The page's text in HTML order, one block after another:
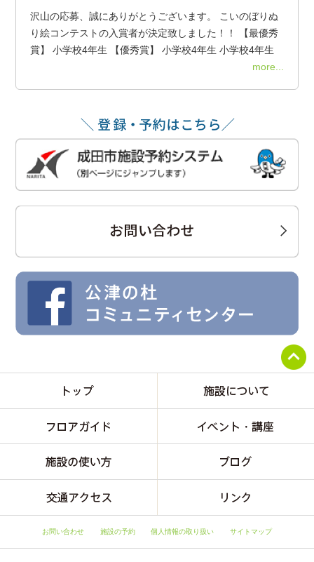
沢山の応募、誠にありがとうございます。 こいのぼりぬ
り絵コンテストの入賞者が決定致しました！！ 【最優秀
賞】 小学校4年生 【優秀賞】 小学校4年生 小学校4年生
more...
お問い合わせ 施設の予約 個人情報の取り扱い サイトマップ